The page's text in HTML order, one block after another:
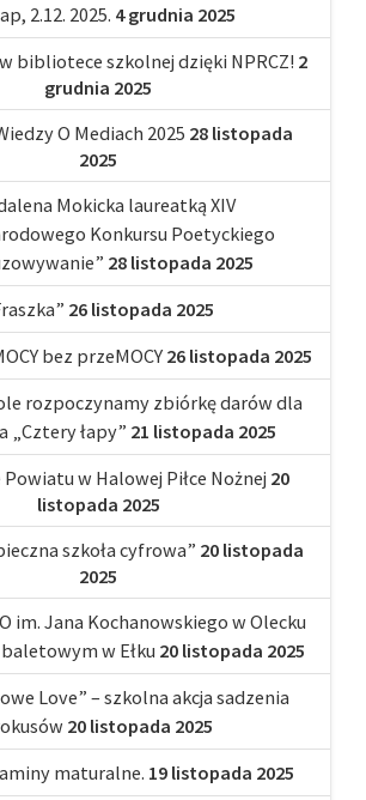
2.12. 2025. 4 grudnia 2025
bibliotece szkolnej dzięki NPRCZ! 2
grudnia 2025
O Mediach 2025 28 listopada
2025
Mokicka laureatką XIV
Konkursu Poetyckiego
28 listopada 2025
26 listopada 2025
bez przeMOCY 26 listopada 2025
rozpoczynamy zbiórkę darów dla
„Cztery łapy” 21 listopada 2025
w Halowej Piłce Nożnej 20
listopada 2025
szkoła cyfrowa” 20 listopada
2025
im. Jana Kochanowskiego w Olecku
w Ełku 20 listopada 2025
Love” – szkolna akcja sadzenia
20 listopada 2025
maturalne. 19 listopada 2025